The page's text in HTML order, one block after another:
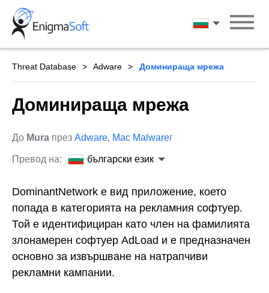
Skip
content
български
Threat Database Adware Доминираща мрежа
Доминираща мрежа
До Mura през Adware, Mac Malwareг
Превод на: български език
DominantNetwork е вид приложение, което
попада в категорията на рекламния софтуер.
Той е идентифициран като член на фамилията
злонамерен софтуер AdLoad и е предназначен
основно за извършване на натрапчиви
рекламни кампании.